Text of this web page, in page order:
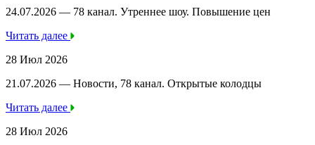
24.07.2026 — 78 канал. Утреннее шоу. Повышение цен
Читать далее
28 Июл 2026
21.07.2026 — Новости, 78 канал. Открытые колодцы
Читать далее
28 Июл 2026